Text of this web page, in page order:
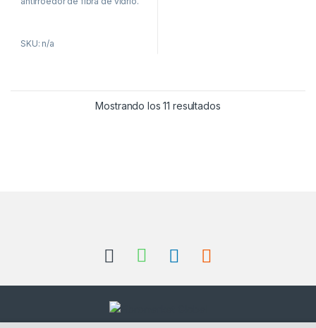
SKU: n/a
Mostrando los 11 resultados